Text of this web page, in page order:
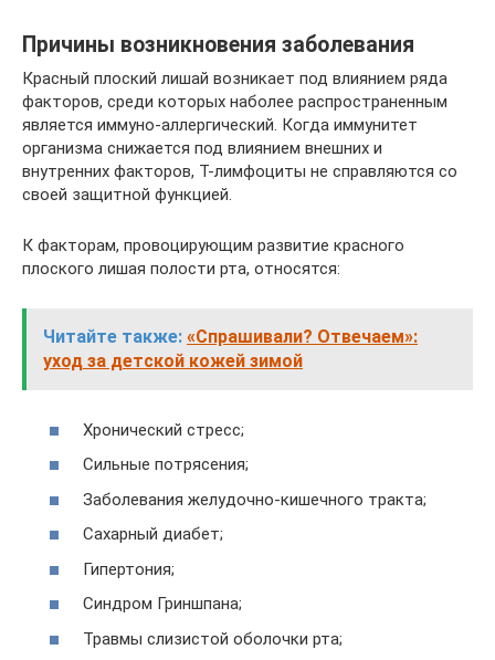
Причины возникновения заболевания
Красный плоский лишай возникает под влиянием ряда
факторов, среди которых наболее распространенным
является иммуно-аллергический. Когда иммунитет
организма снижается под влиянием внешних и
внутренних факторов, Т-лимфоциты не справляются со
своей защитной функцией.
К факторам, провоцирующим развитие красного
плоского лишая полости рта, относятся:
Читайте также: «Спрашивали? Отвечаем»:
уход за детской кожей зимой
Хронический стресс;
Сильные потрясения;
Заболевания желудочно-кишечного тракта;
Сахарный диабет;
Гипертония;
Синдром Гриншпана;
Травмы слизистой оболочки рта;